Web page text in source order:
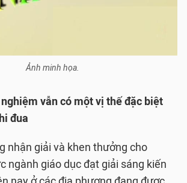
Ảnh minh họa.
vẫn có một vị thế đặc biệt
đua
nhận giải và khen thưởng cho
ngành giáo dục đạt giải sáng kiến